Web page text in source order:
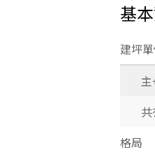
基
建坪
格局